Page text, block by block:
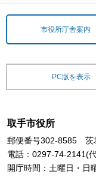
市役所庁舎案内
PC版を表示
取手市役所
郵便番号302-8585 茨
電話：0297-74-2141(
開庁時間：土曜日・日